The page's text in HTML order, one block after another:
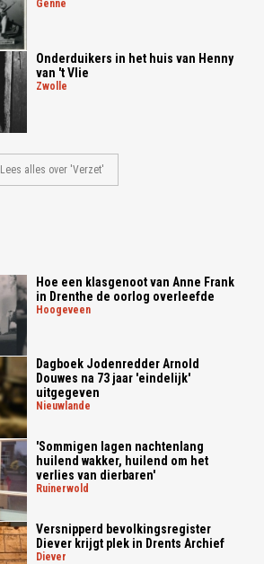
genne
Onderduikers in het huis van Henny
van 't Vlie
zwolle
Lees alles over 'Verzet'
Hoe een klasgenoot van Anne Frank
in Drenthe de oorlog overleefde
hoogeveen
Dagboek Jodenredder Arnold
Douwes na 73 jaar 'eindelijk'
uitgegeven
nieuwlande
'Sommigen lagen nachtenlang
huilend wakker, huilend om het
verlies van dierbaren'
ruinerwold
Versnipperd bevolkingsregister
Diever krijgt plek in Drents Archief
diever